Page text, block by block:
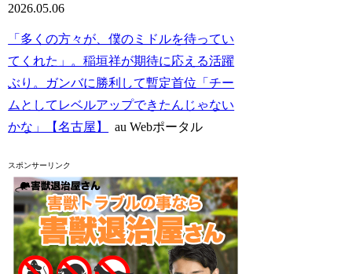
2026.05.06
「多くの方々が、僕のミドルを待ってい
てくれた」。稲垣祥が期待に応える活躍
ぶり。ガンバに勝利して暫定首位「チー
ムとしてレベルアップできたんじゃない
かな」【名古屋】
au Webポータル
スポンサーリンク